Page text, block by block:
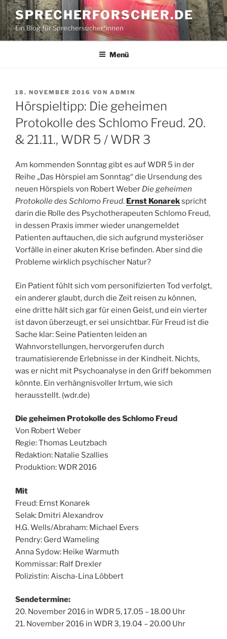
Zum
Inhalt
springen
SPRECHERFORSCHER.DE
Ein Blog für Sprechersucher*innen
Menü
VERÖFFENTLICHT
AM
18. NOVEMBER 2016 VON ADMIN
Hörspieltipp: Die geheimen
Protokolle des Schlomo Freud. 20.
& 21.11., WDR 5 / WDR 3
Am kommenden Sonntag gibt es auf WDR 5 in der
Reihe „Das Hörspiel am Sonntag“ die Ursendung des
neuen Hörspiels von Robert Weber Die geheimen
Protokolle des Schlomo Freud. Ernst Konarekspricht
darin die Rolle des Psychotherapeuten Schlomo Freud,
in dessen Praxis immer wieder unangemeldet
Patienten auftauchen, die sich aufgrund mysteriöser
Vorfälle in einer akuten Krise befinden. Aber sind die
Probleme wirklich psychischer Natur?
Ein Patient fühlt sich vom personifizierten Tod verfolgt,
ein anderer glaubt, durch die Zeit reisen zu können,
eine dritte hält sich gar für einen Geist, und ein vierter
ist davon überzeugt, er sei unsichtbar. Für Freud ist die
Sache klar: Seine Patienten leiden an
Wahnvorstellungen, hervorgerufen durch
traumatisierende Erlebnisse in der Kindheit. Nichts,
was er nicht mit Psychoanalyse in den Griff bekommen
könnte. Ein verhängnisvoller Irrtum, wie sich
herausstellt. (wdr.de)
Die geheimen Protokolle des Schlomo Freud
Von Robert Weber
Regie: Thomas Leutzbach
Redaktion: Natalie Szallies
Produktion: WDR 2016
Mit
Freud: Ernst Konarek
Selak: Dmitri Alexandrov
H.G. Wells/Abraham: Michael Evers
Pendry: Gerd Wameling
Anna Sydow: Heike Warmuth
Kommissar: Ralf Drexler
Polizistin: Aischa-Lina Löbbert
Sendetermine:
20. November 2016 in WDR 5, 17.05 – 18.00 Uhr
21. November 2016 in WDR 3, 19.04 – 20.00 Uhr